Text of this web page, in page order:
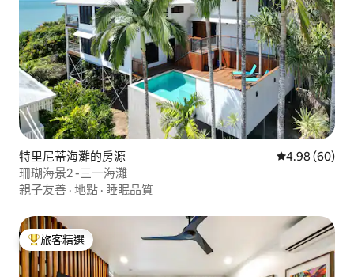
特里尼蒂海灘的房源 從 60 則評價
4.98 (60)
珊瑚海景2 -三一海灘
親子友善 · 地點 · 睡眠品質
旅客精選榜首
旅客精選